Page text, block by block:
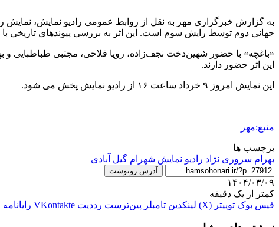
به گزارش خبرگزاری مهر به نقل از روابط عمومی رادیو نمایش، نمایش
جهانی دوم توسط رایش سوم است. این اثر به بررسی پیوندهای تاریخی با
«باغچه» با حضور شهین‌دخت نجف‌زاده، رویا فلاحی، مجتبی طباطبایی و
این اثر حضور دارند.
این نمایش امروز ۹ خرداد ساعت ۱۶ از رادیو نمایش پخش می شود.
منبع:مهر
برچسب ها
بهرام سروری نژاد رادیو نمایش شهرام گیل آبادی
آدرس رونوشت
۱۴۰۴/۰۳/۰۹
کمتر از یک دقیقه
فیس بوک توییتر (X) لینکدین ‫تامبلر ‫پین‌ترست ‫رددیت ‫VKontakte رایانامه